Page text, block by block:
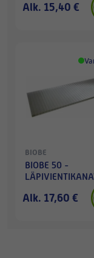
Alk. 15,40 €
BIOBE
BIOBE 50 -
Alk. 17,60 €